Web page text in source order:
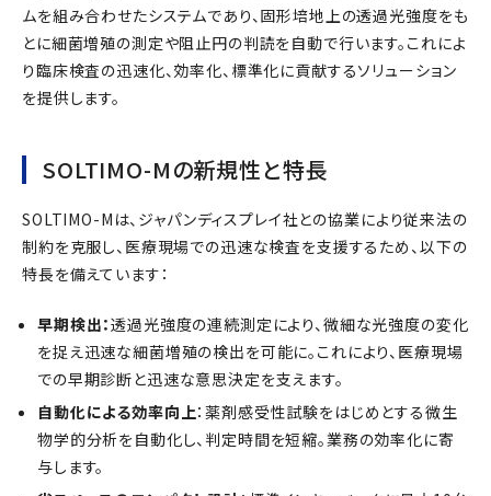
ムを組み合わせたシステムであり、固形培地上の透過光強度をも
とに細菌増殖の測定や阻止円の判読を自動で行います。これによ
り臨床検査の迅速化、効率化、標準化に貢献するソリューション
を提供します。
SOLTIMO-Mの新規性と特長
SOLTIMO-Mは、ジャパンディスプレイ社との協業により従来法の
制約を克服し、医療現場での迅速な検査を支援するため、以下の
特長を備えています：
早期検出：透過光強度の連続測定により、微細な光強度の変化
を捉え迅速な細菌増殖の検出を可能に。これにより、医療現場
での早期診断と迅速な意思決定を支えます。
自動化による効率向上：薬剤感受性試験をはじめとする微生
物学的分析を自動化し、判定時間を短縮。業務の効率化に寄
与します。